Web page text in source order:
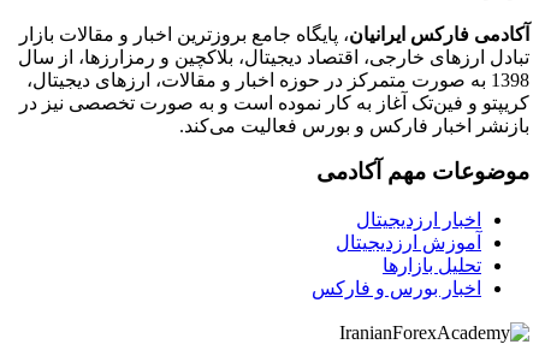
آکادمی فارکس ایرانیان، پایگاه جامع بروزترین اخبار و مقالات بازار
تبادل ارزهای خارجی، اقتصاد دیجیتال، بلاکچین و رمزارزها، از سال
1398 به صورت متمرکز در حوزه اخبار و مقالات، ارزهای‌ دیجیتال،
کریپتو و فین‌تک آغاز به کار نموده است و به صورت تخصصی نیز در
بازنشر اخبار فارکس و بورس فعالیت می‌کند.
موضوعات مهم آکادمی
اخبار ارزدیجیتال
آموزش ارزدیجیتال
تحلیل بازارها
اخبار بورس و فارکس